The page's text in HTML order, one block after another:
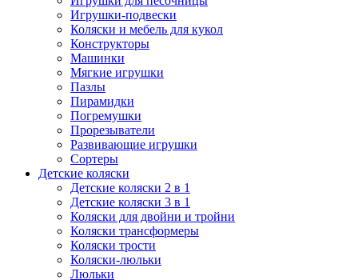
Игрушки-подвески
Коляски и мебель для кукол
Конструкторы
Машинки
Мягкие игрушки
Пазлы
Пирамидки
Погремушки
Прорезыватели
Развивающие игрушки
Сортеры
Детские коляски
Детские коляски 2 в 1
Детские коляски 3 в 1
Коляски для двойни и тройни
Коляски трансформеры
Коляски трости
Коляски-люльки
Люльки